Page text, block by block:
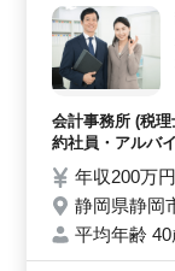
会計事務所 (税
約社員・アルバ
年収200万
静岡県静岡
平均年齢